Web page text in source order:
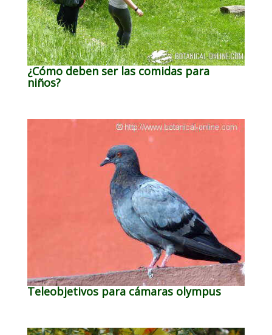
¿Cómo deben ser las comidas para
niños?
Teleobjetivos para cámaras olympus